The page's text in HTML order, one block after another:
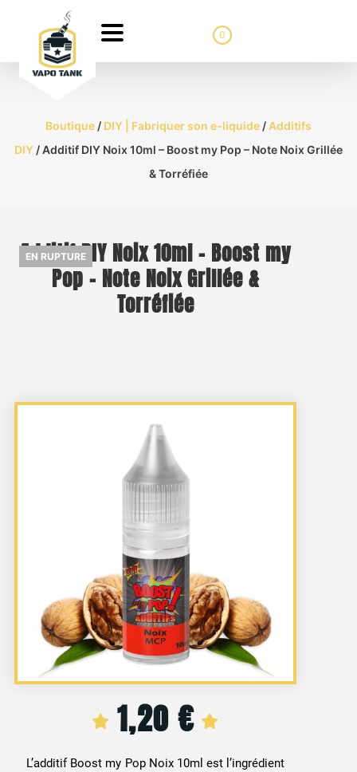
0
Boutique/ DIY | Fabriquer son e-liquide/ Additifs
DIY/ Additif DIY Noix 10ml – Boost my Pop – Note Noix Grillée
& Torréfiée
Additif DIY Noix 10ml – Boost my
Pop – Note Noix Grillée &
Torréfiée
EN RUPTURE
1,20 €
L’additif Boost my Pop Noix 10ml est l’ingrédient